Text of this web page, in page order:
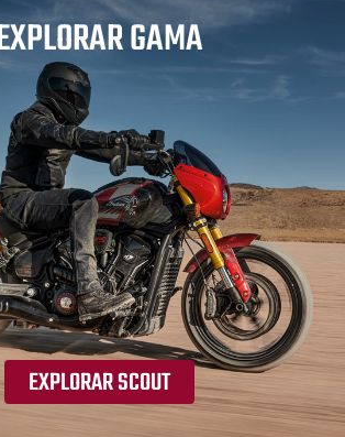
GAMA
EXPLORAR SCOUT